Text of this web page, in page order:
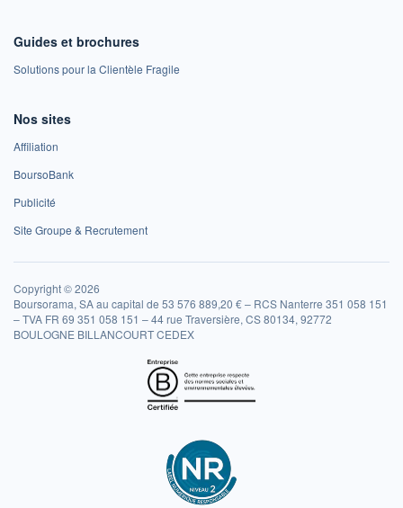
Guides et brochures
Solutions pour la Clientèle Fragile
Nos sites
Affiliation
BoursoBank
Publicité
Site Groupe & Recrutement
Copyright © 2026
Boursorama, SA au capital de 53 576 889,20 € – RCS Nanterre 351 058 151
– TVA FR 69 351 058 151 – 44 rue Traversière, CS 80134, 92772
BOULOGNE BILLANCOURT CEDEX